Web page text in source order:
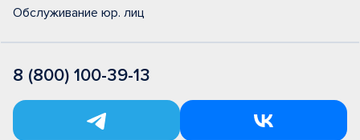
Обслуживание юр. лиц
8 (800) 100-39-13